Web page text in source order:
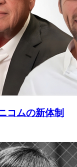
コムの新体制